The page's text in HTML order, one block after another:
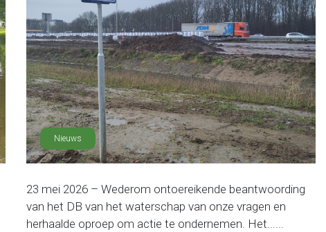
Nieuws
23 mei 2026 – Wederom ontoereikende beantwoording
van het DB van het waterschap van onze vragen en
herhaalde oproep om actie te ondernemen. Het......